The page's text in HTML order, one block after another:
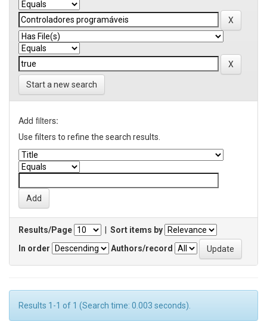
Start a new search
Add filters:
Use filters to refine the search results.
Results/Page
Sort items by
In order
Authors/record
Results 1-1 of 1 (Search time: 0.003 seconds).